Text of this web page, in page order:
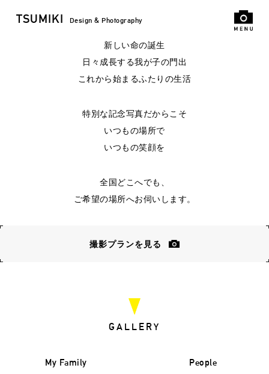
TSUMIKI Design & Photography
新しい命の誕生
日々成長する我が子の門出
これから始まるふたりの生活
特別な記念写真だからこそ
いつもの場所で
いつもの笑顔を
全国どこへでも、
ご希望の場所へお伺いします。
撮影プランを見る
GALLERY
My Family People